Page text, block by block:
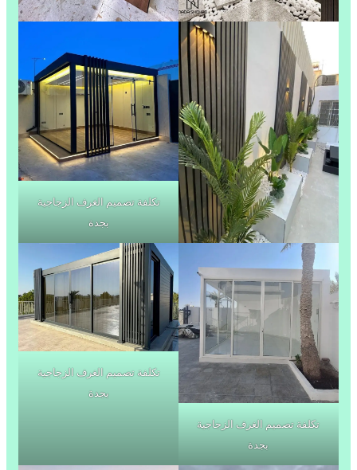
تكلفة تصميم الغرف الزجاجية
بجدة
تكلفة تصميم الغرف الزجاجية
بجدة
تكلفة تصميم الغرف الزجاجية
بجدة